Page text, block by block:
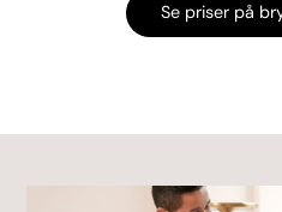
Se priser på